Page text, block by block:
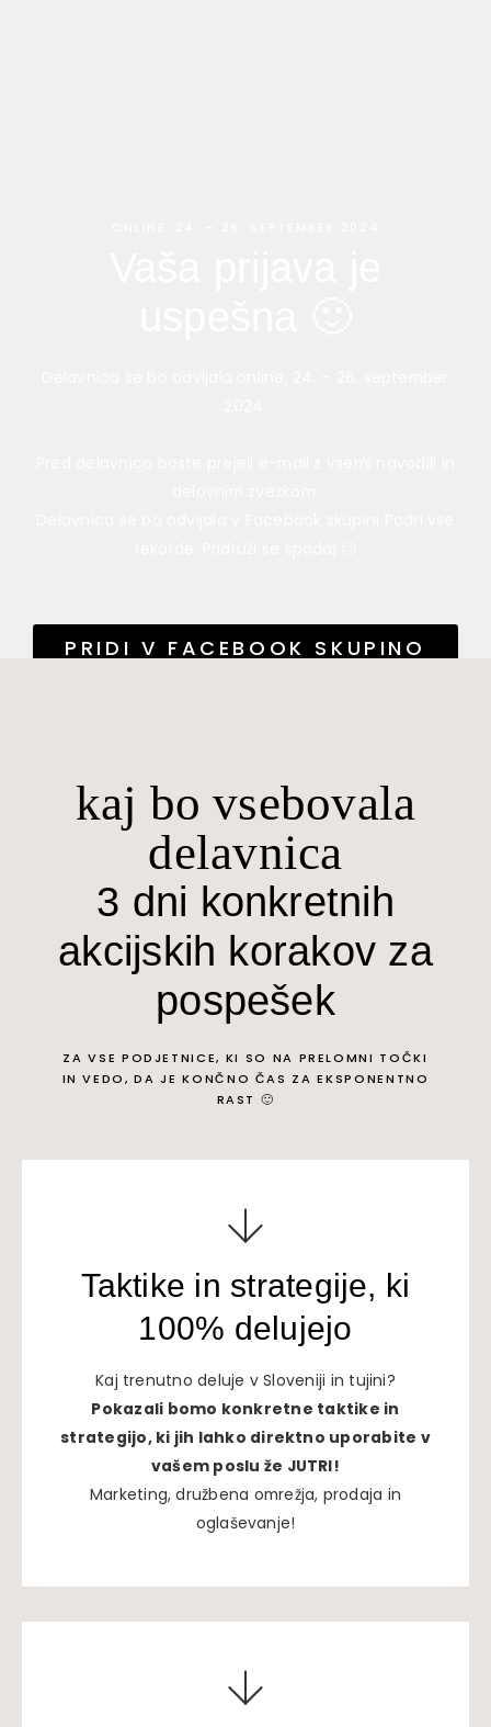
PRIDI V FACEBOOK SKUPINO
kaj bo vsebovala
delavnica
3 dni konkretnih
akcijskih korakov za
pospešek
ZA VSE PODJETNICE, KI SO NA PRELOMNI TOČKI
IN VEDO, DA JE KONČNO ČAS ZA EKSPONENTNO
RAST 🙂
Taktike in strategije, ki
100% delujejo
Kaj trenutno deluje v Sloveniji in tujini?
Pokazali bomo konkretne taktike in
strategijo, ki jih lahko direktno uporabite v
vašem poslu že JUTRI!
Marketing, družbena omrežja, prodaja in
oglaševanje!